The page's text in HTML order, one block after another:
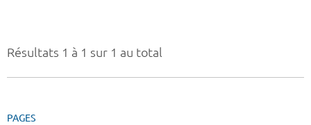
Résultats 1 à 1 sur 1 au total
PAGES